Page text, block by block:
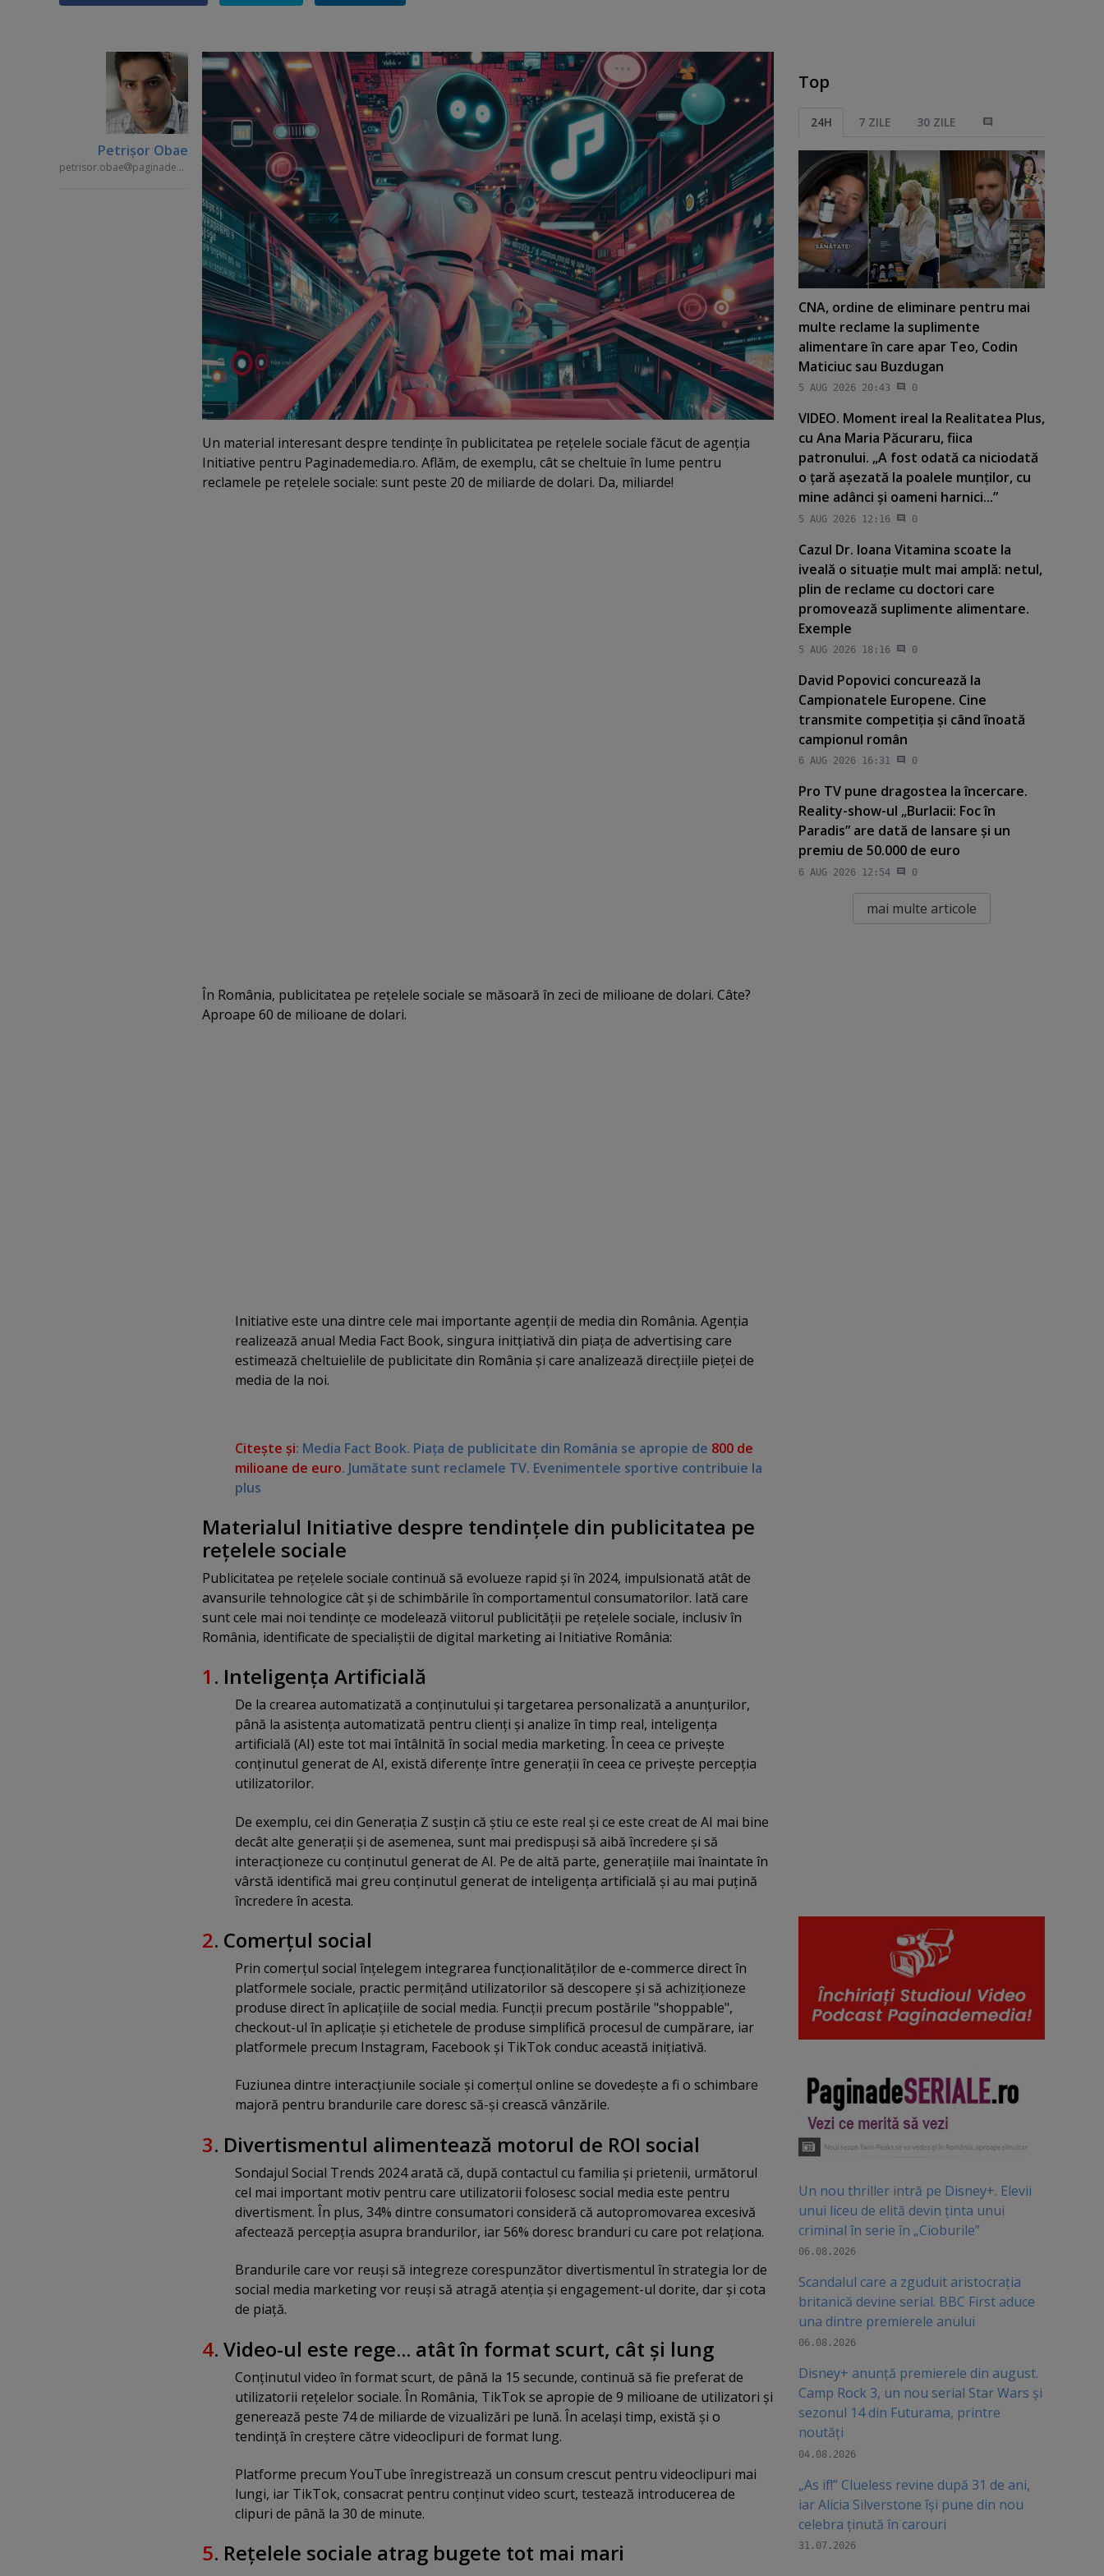
Petrişor Obae
petrisor.obae paginademedia.ro
Un material interesant despre tendinţe în publicitatea pe reţelele sociale făcut de agenţia
Initiative pentru Paginademedia.ro. Aflăm, de exemplu, cât se cheltuie în lume pentru
reclamele pe reţelele sociale: sunt peste 20 de miliarde de dolari. Da, miliarde!
În România, publicitatea pe reţelele sociale se măsoară în zeci de milioane de dolari. Câte?
Aproape 60 de milioane de dolari.
Initiative este una dintre cele mai importante agenţii de media din România. Agenţia
realizează anual Media Fact Book, singura initţiativă din piaţa de advertising care
estimează cheltuielile de publicitate din România şi care analizează direcţiile pieţei de
media de la noi.
Citeşte şi: Media Fact Book. Piaţa de publicitate din România se apropie de 800 de
milioane de euro. Jumătate sunt reclamele TV. Evenimentele sportive contribuie la
plus
Materialul Initiative despre tendinţele din publicitatea pe
reţelele sociale
Publicitatea pe reţelele sociale continuă să evolueze rapid şi în 2024, impulsionată atât de
avansurile tehnologice cât şi de schimbările în comportamentul consumatorilor. Iată care
sunt cele mai noi tendinţe ce modelează viitorul publicităţii pe reţelele sociale, inclusiv în
România, identificate de specialiştii de digital marketing ai Initiative România:
1 . Inteligenţa Artificială
De la crearea automatizată a conţinutului şi targetarea personalizată a anunţurilor,
până la asistenţa automatizată pentru clienţi şi analize în timp real, inteligenţa
artificială (AI) este tot mai întâlnită în social media marketing. În ceea ce priveşte
conţinutul generat de AI, există diferenţe între generaţii în ceea ce priveşte percepţia
utilizatorilor.
De exemplu, cei din Generaţia Z susţin că ştiu ce este real şi ce este creat de AI mai bine
decât alte generaţii şi de asemenea, sunt mai predispuşi să aibă încredere şi să
interacţioneze cu conţinutul generat de AI. Pe de altă parte, generaţiile mai înaintate în
vârstă identifică mai greu conţinutul generat de inteligenţa artificială şi au mai puţină
încredere în acesta.
2. Comerţul social
Prin comerţul social înţelegem integrarea funcţionalităţilor de e-commerce direct în
platformele sociale, practic permiţând utilizatorilor să descopere şi să achiziţioneze
produse direct în aplicaţiile de social media. Funcţii precum postările "shoppable",
checkout-ul în aplicaţie şi etichetele de produse simplifică procesul de cumpărare, iar
platformele precum Instagram, Facebook şi TikTok conduc această iniţiativă.
Fuziunea dintre interacţiunile sociale şi comerţul online se dovedeşte a fi o schimbare
majoră pentru brandurile care doresc să-şi crească vânzările.
3. Divertismentul alimentează motorul de ROI social
Sondajul Social Trends 2024 arată că, după contactul cu familia şi prietenii, următorul
cel mai important motiv pentru care utilizatorii folosesc social media este pentru
divertisment. În plus, 34% dintre consumatori consideră că autopromovarea excesivă
afectează percepţia asupra brandurilor, iar 56% doresc branduri cu care pot relaţiona.
Brandurile care vor reuşi să integreze corespunzător divertismentul în strategia lor de
social media marketing vor reuşi să atragă atenţia şi engagement-ul dorite, dar şi cota
de piaţă.
4. Video-ul este rege... atât în format scurt, cât şi lung
Conţinutul video în format scurt, de până la 15 secunde, continuă să fie preferat de
utilizatorii reţelelor sociale. În România, TikTok se apropie de 9 milioane de utilizatori şi
generează peste 74 de miliarde de vizualizări pe lună. În acelaşi timp, există şi o
tendinţă în creştere către videoclipuri de format lung.
Platforme precum YouTube înregistrează un consum crescut pentru videoclipuri mai
lungi, iar TikTok, consacrat pentru conţinut video scurt, testează introducerea de
clipuri de până la 30 de minute.
5. Reţelele sociale atrag bugete tot mai mari
Top
24H 7 ZILE 30 ZILE
CNA, ordine de eliminare pentru mai
multe reclame la suplimente
alimentare în care apar Teo, Codin
Maticiuc sau Buzdugan
5 AUG 2026 20:43 0
VIDEO. Moment ireal la Realitatea Plus,
cu Ana Maria Păcuraru, fiica
patronului. „A fost odată ca niciodată
o ţară aşezată la poalele munţilor, cu
mine adânci şi oameni harnici...”
5 AUG 2026 12:16 0
Cazul Dr. Ioana Vitamina scoate la
iveală o situaţie mult mai amplă: netul,
plin de reclame cu doctori care
promovează suplimente alimentare.
Exemple
5 AUG 2026 18:16 0
David Popovici concurează la
Campionatele Europene. Cine
transmite competiţia şi când înoată
campionul român
6 AUG 2026 16:31 0
Pro TV pune dragostea la încercare.
Reality-show-ul „Burlacii: Foc în
Paradis” are dată de lansare şi un
premiu de 50.000 de euro
6 AUG 2026 12:54 0
mai multe articole
Un nou thriller intră pe Disney+. Elevii
unui liceu de elită devin ținta unui
criminal în serie în „Cioburile”
06.08.2026
Scandalul care a zguduit aristocrația
britanică devine serial. BBC First aduce
una dintre premierele anului
06.08.2026
Disney+ anunță premierele din august.
Camp Rock 3, un nou serial Star Wars și
sezonul 14 din Futurama, printre
noutăți
04.08.2026
„As if!” Clueless revine după 31 de ani,
iar Alicia Silverstone își pune din nou
celebra ținută în carouri
31.07.2026